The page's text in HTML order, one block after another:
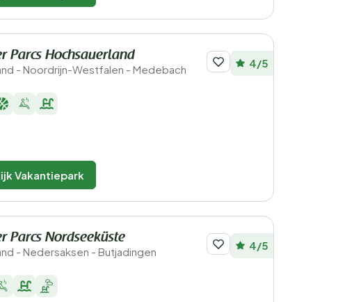
Parcs Hochsauerland
- Noordrijn-Westfalen - Medebach 4/5
Vakantiepark
Parcs Nordseeküste
- Nedersaksen - Butjadingen 4/5